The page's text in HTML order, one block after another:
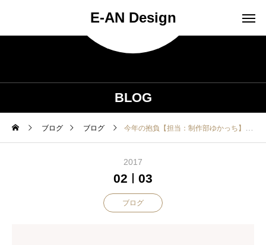
E-AN Design
BLOG
ブログ ブログ 今年の抱負【担当：制作部ゆかっち】
2017
02 03
ブログ